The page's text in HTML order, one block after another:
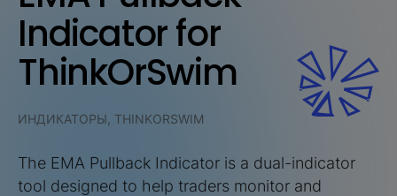
Indicator for
ThinkOrSwim
ИНДИКАТОРЫ, THINKORSWIM
The EMA Pullback Indicator is a dual-indicator
tool designed to help traders monitor and